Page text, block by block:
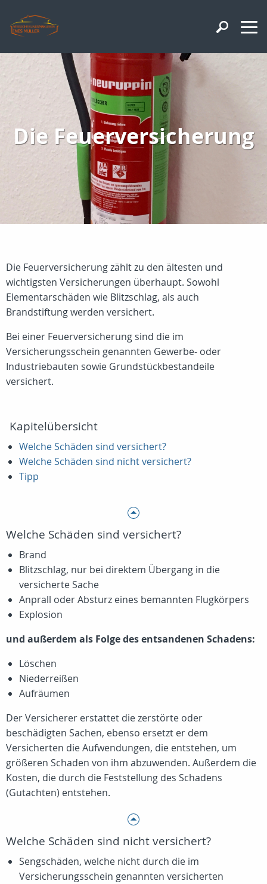
Die Feuerversicherung
Die Feuerversicherung zählt zu den ältesten und
wichtigsten Versicherungen überhaupt. Sowohl
Elementarschäden wie Blitzschlag, als auch
Brandstiftung werden versichert.
Bei einer Feuerversicherung sind die im
Versicherungsschein genannten Gewerbe- oder
Industriebauten sowie Grundstückbestandeile
versichert.
Kapitelübersicht
Welche Schäden sind versichert?
Welche Schäden sind nicht versichert?
Tipp
Welche Schäden sind versichert?
Brand
Blitzschlag, nur bei direktem Übergang in die
versicherte Sache
Anprall oder Absturz eines bemannten Flugkörpers
Explosion
und außerdem als Folge des entsandenen Schadens:
Löschen
Niederreißen
Aufräumen
Der Versicherer erstattet die zerstörte oder
beschädigten Sachen, ebenso ersetzt er dem
Versicherten die Aufwendungen, die entstehen, um
größeren Schaden von ihm abzuwenden. Außerdem die
Kosten, die durch die Feststellung des Schadens
(Gutachten) entstehen.
Welche Schäden sind nicht versichert?
Sengschäden, welche nicht durch die im
Versicherungsschein genannten versicherten